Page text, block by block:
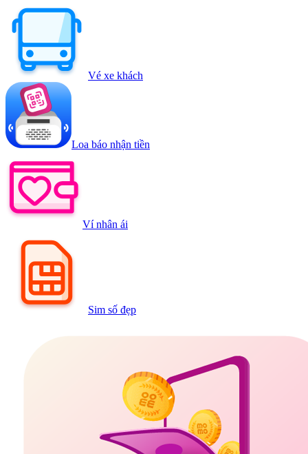
Vé xe khách
Loa báo nhận tiền
Ví nhân ái
Sim số đẹp